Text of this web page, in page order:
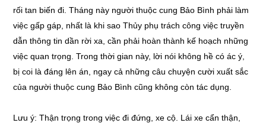
rối tan biến đi. Tháng này người thuộc cung Bảo Bình phải làm
việc gấp gáp, nhất là khi sao Thủy phụ trách công việc truyền
dẫn thông tin dần rời xa, cần phải hoàn thành kế hoạch những
việc quan trọng. Trong thời gian này, lời nói không hề có ác ý,
bị coi là đáng lên án, ngay cả những câu chuyện cười xuất sắc
của người thuộc cung Bảo Bình cũng không còn tác dụng.
Lưu ý: Thận trọng trong việc đi đứng, xe cộ. Lái xe cẩn thận,